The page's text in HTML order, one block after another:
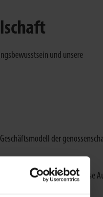
und unsere
der
Raiffeisen. So simpel diese